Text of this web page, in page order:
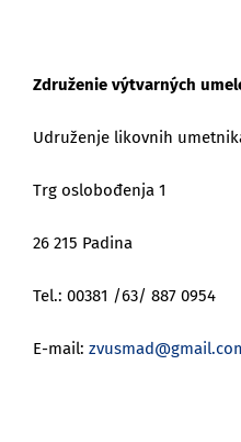
Združenie výtvarných
Udruženje likovnih
Trg oslobođenja 1
26 215 Padina
Tel.: 00381 /63/ 887 0954
E-mail: